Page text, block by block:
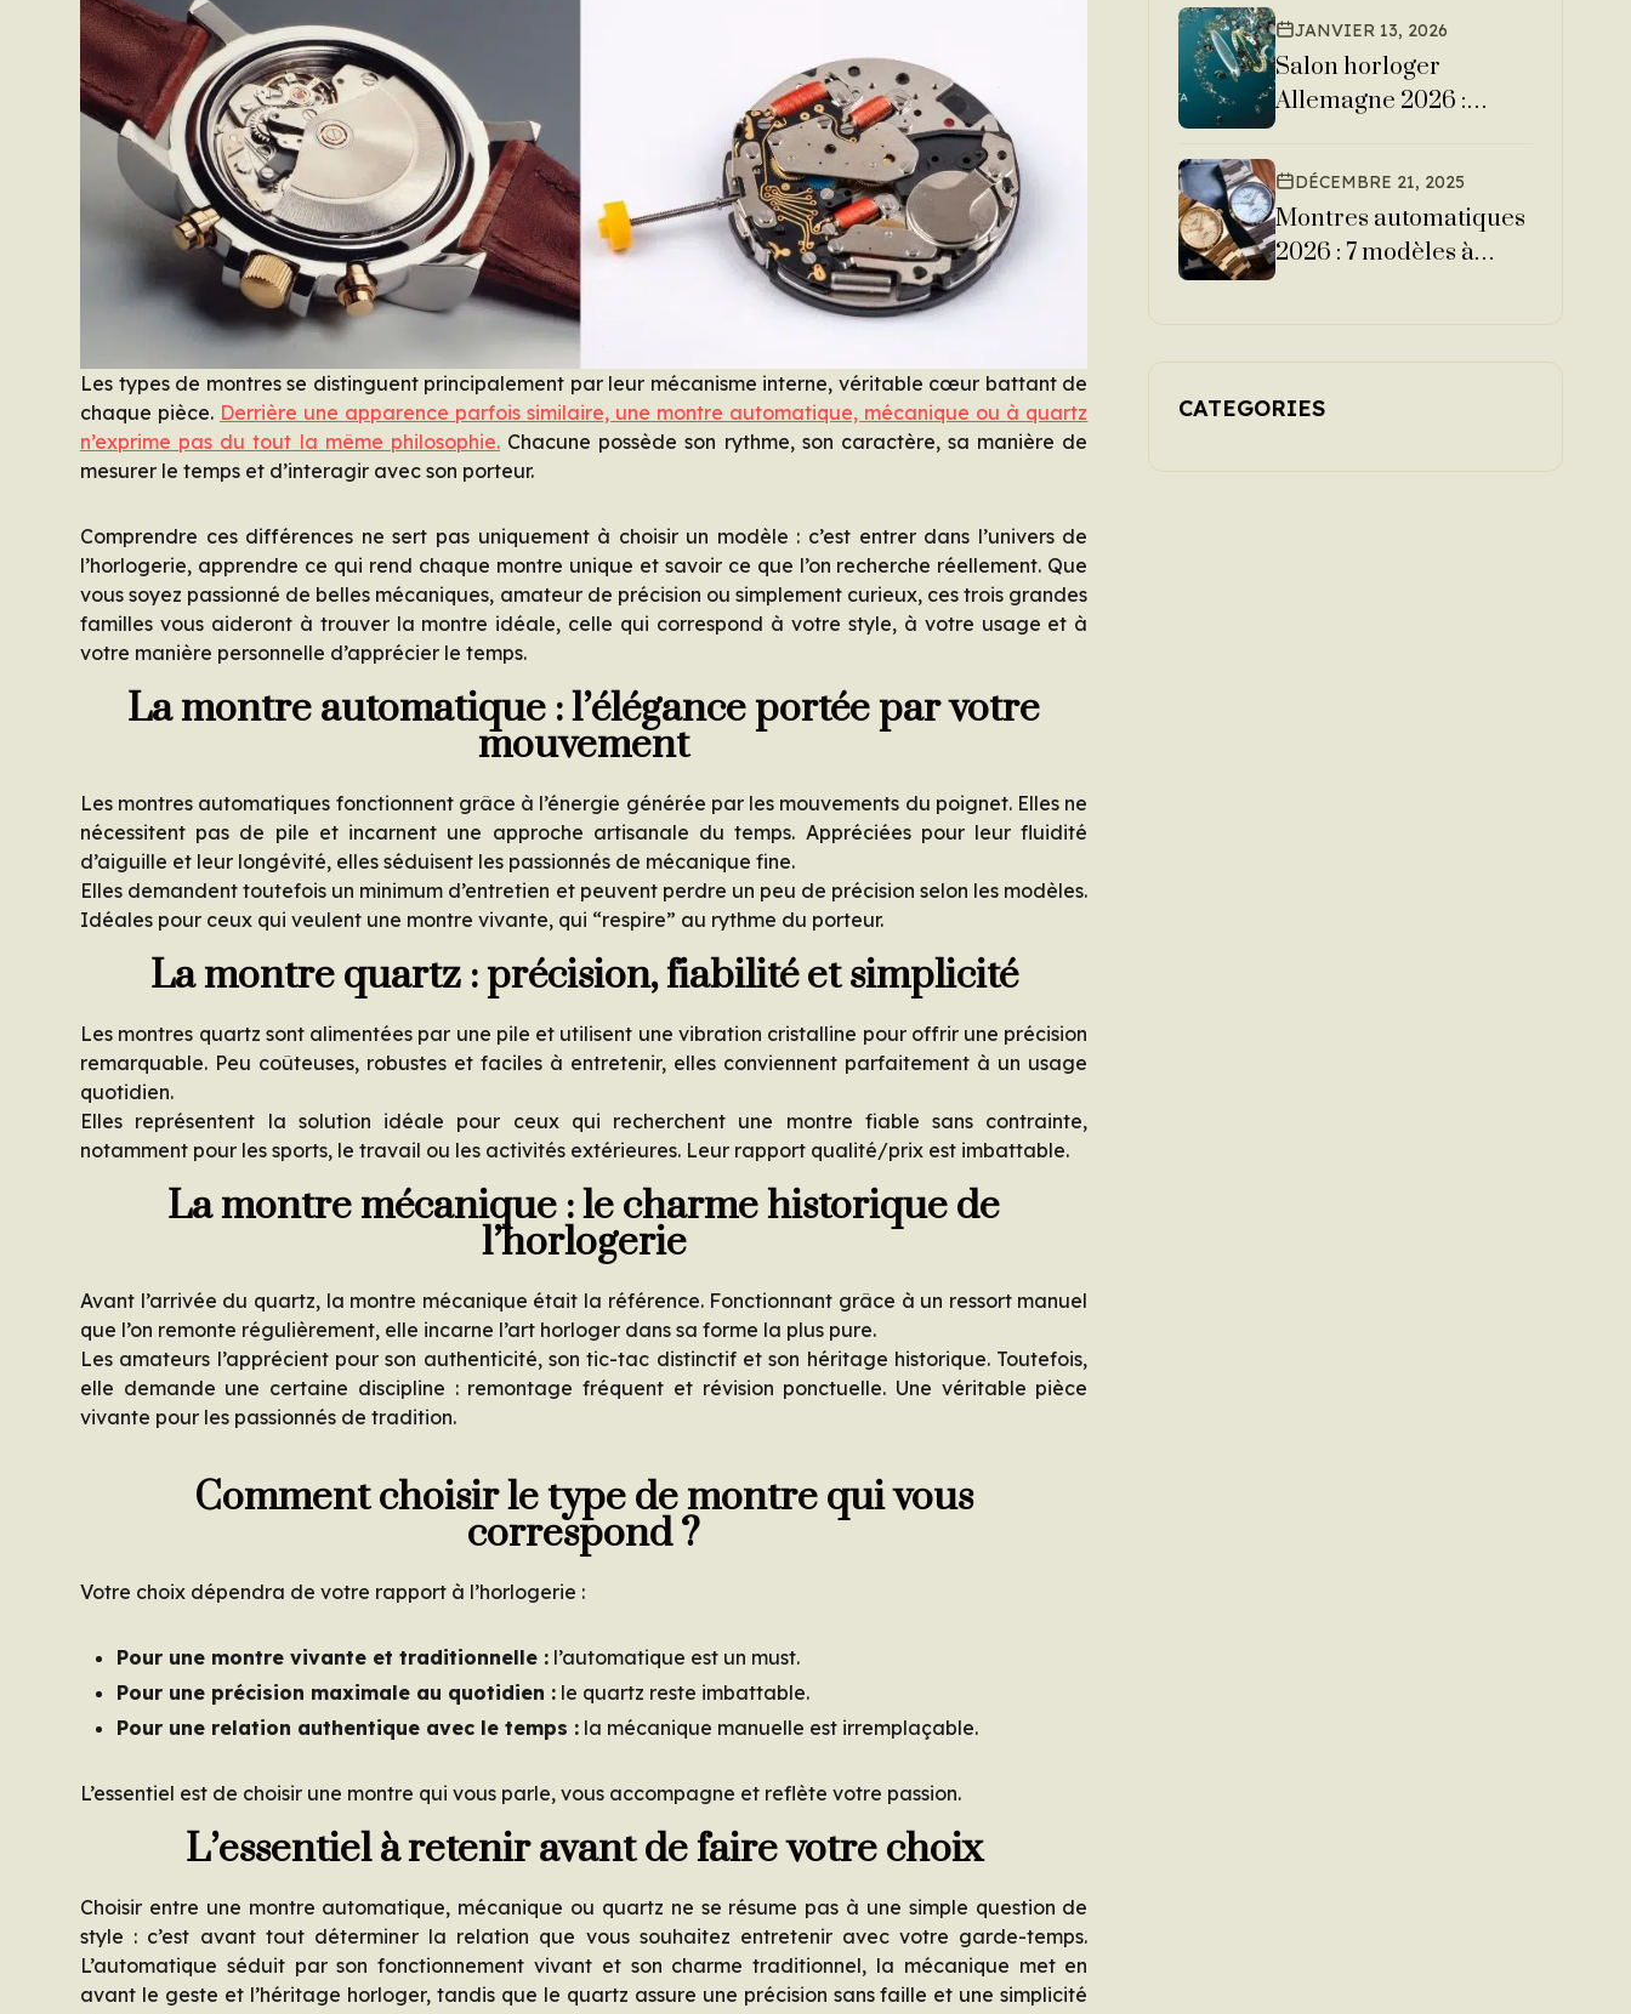
Les types de montres se distinguent principalement par leur mécanisme interne, véritable cœur battant de
chaque pièce. Derrière une apparence parfois similaire, une montre automatique, mécanique ou à quartz
n’exprime pas du tout la même philosophie.Chacune possède son rythme, son caractère, sa manière de
mesurer le temps et d’interagir avec son porteur.
Comprendre ces différences ne sert pas uniquement à choisir un modèle : c’est entrer dans l’univers de
l’horlogerie, apprendre ce qui rend chaque montre unique et savoir ce que l’on recherche réellement. Que
vous soyez passionné de belles mécaniques, amateur de précision ou simplement curieux, ces trois grandes
familles vous aideront à trouver la montre idéale, celle qui correspond à votre style, à votre usage et à
votre manière personnelle d’apprécier le temps.
La montre automatique : l’élégance portée par votre
mouvement
Les montres automatiques fonctionnent grâce à l’énergie générée par les mouvements du poignet. Elles ne
nécessitent pas de pile et incarnent une approche artisanale du temps. Appréciées pour leur fluidité
d’aiguille et leur longévité, elles séduisent les passionnés de mécanique fine.
Elles demandent toutefois un minimum d’entretien et peuvent perdre un peu de précision selon les modèles.
Idéales pour ceux qui veulent une montre vivante, qui “respire” au rythme du porteur.
La montre quartz : précision, fiabilité et simplicité
Les montres quartz sont alimentées par une pile et utilisent une vibration cristalline pour offrir une précision
remarquable. Peu coûteuses, robustes et faciles à entretenir, elles conviennent parfaitement à un usage
quotidien.
Elles représentent la solution idéale pour ceux qui recherchent une montre fiable sans contrainte,
notamment pour les sports, le travail ou les activités extérieures. Leur rapport qualité/prix est imbattable.
La montre mécanique : le charme historique de
l’horlogerie
Avant l’arrivée du quartz, la montre mécanique était la référence. Fonctionnant grâce à un ressort manuel
que l’on remonte régulièrement, elle incarne l’art horloger dans sa forme la plus pure.
Les amateurs l’apprécient pour son authenticité, son tic-tac distinctif et son héritage historique. Toutefois,
elle demande une certaine discipline : remontage fréquent et révision ponctuelle. Une véritable pièce
vivante pour les passionnés de tradition.
Comment choisir le type de montre qui vous
correspond ?
Votre choix dépendra de votre rapport à l’horlogerie :
Pour une montre vivante et traditionnelle : l’automatique est un must.
Pour une précision maximale au quotidien : le quartz reste imbattable.
Pour une relation authentique avec le temps : la mécanique manuelle est irremplaçable.
L’essentiel est de choisir une montre qui vous parle, vous accompagne et reflète votre passion.
L’essentiel à retenir avant de faire votre choix
Choisir entre une montre automatique, mécanique ou quartz ne se résume pas à une simple question de
style : c’est avant tout déterminer la relation que vous souhaitez entretenir avec votre garde-temps.
L’automatique séduit par son fonctionnement vivant et son charme traditionnel, la mécanique met en
avant le geste et l’héritage horloger, tandis que le quartz assure une précision sans faille et une simplicité
ans en 2026
JANVIER 13, 2026
Salon horloger
Allemagne 2026 :
nouveautés montres
DÉCEMBRE 21, 2025
Montres automatiques
2026 : 7 modèles à
CATEGORIES